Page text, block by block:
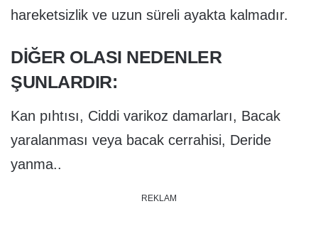
hareketsizlik ve uzun süreli ayakta kalmadır.
DIĞER OLASI NEDENLER
ŞUNLARDIR:
Kan pıhtısı, Ciddi varikoz damarları, Bacak
yaralanması veya bacak cerrahisi, Deride
yanma..
REKLAM